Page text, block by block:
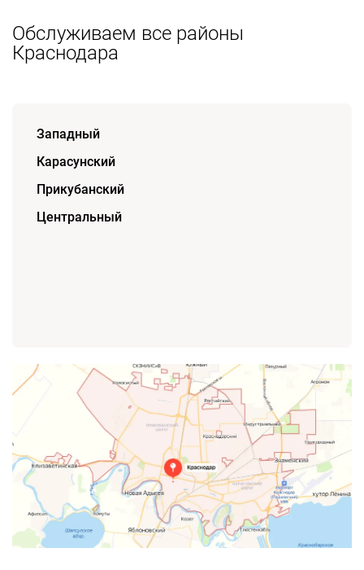
Обслуживаем все районы
Краснодара
Западный
Карасунский
Прикубанский
Центральный